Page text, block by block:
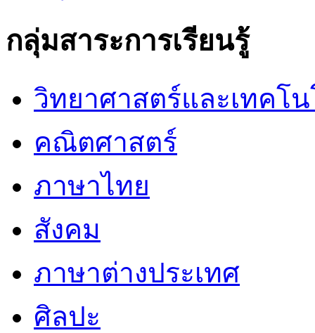
กลุ่มสาระการเรียนรู้
วิทยาศาสตร์และเทคโ
คณิตศาสตร์
ภาษาไทย
สังคม
ภาษาต่างประเทศ
ศิลปะ